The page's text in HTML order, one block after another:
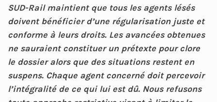
SUD-Rail maintient que tous les agents lésés
doivent bénéficier d’une régularisation juste et
conforme à leurs droits. Les avancées obtenues
ne sauraient constituer un prétexte pour clore
le dossier alors que des situations restent en
suspens. Chaque agent concerné doit percevoir
l’intégralité de ce qui lui est dû. Nous refusons